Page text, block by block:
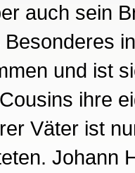
auch sein
und ist
ihre
Väter ist
Johann